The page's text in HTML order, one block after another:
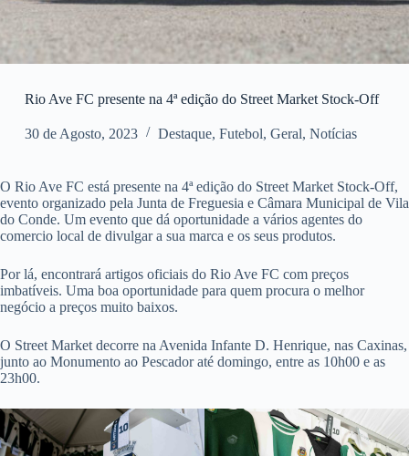
Rio Ave FC presente na 4ª edição do Street Market Stock-Off
30 de Agosto, 2023 Destaque, Futebol, Geral, Notícias
O Rio Ave FC está presente na 4ª edição do Street Market Stock-Off,
evento organizado pela Junta de Freguesia e Câmara Municipal de Vila
do Conde. Um evento que dá oportunidade a vários agentes do
comercio local de divulgar a sua marca e os seus produtos.
Por lá, encontrará artigos oficiais do Rio Ave FC com preços
imbatíveis. Uma boa oportunidade para quem procura o melhor
negócio a preços muito baixos.
O Street Market decorre na Avenida Infante D. Henrique, nas Caxinas,
junto ao Monumento ao Pescador até domingo, entre as 10h00 e as
23h00.